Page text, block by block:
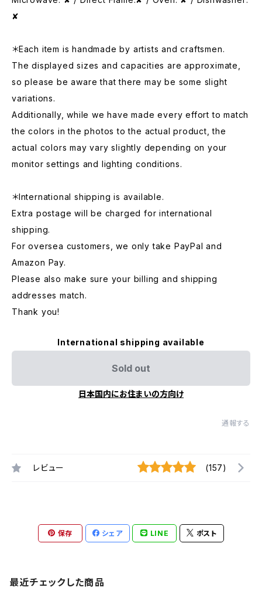
✘
＊Each item is handmade by artists and craftsmen.
The displayed sizes and capacities are approximate,
so please be aware that there may be some slight
variations.
Additionally, while we have made every effort to match
the colors in the photos to the actual product, the
actual colors may vary slightly depending on your
monitor settings and lighting conditions.
＊International shipping is available.
Extra postage will be charged for international
shipping.
For oversea customers, we only take PayPal and
Amazon Pay.
Please also make sure your billing and shipping
addresses match.
Thank you!
International shipping available
Sold out
日本国内にお住まいの方向け
通報する
レビュー (157)
保存 シェア LINE ポスト
最近チェックした商品